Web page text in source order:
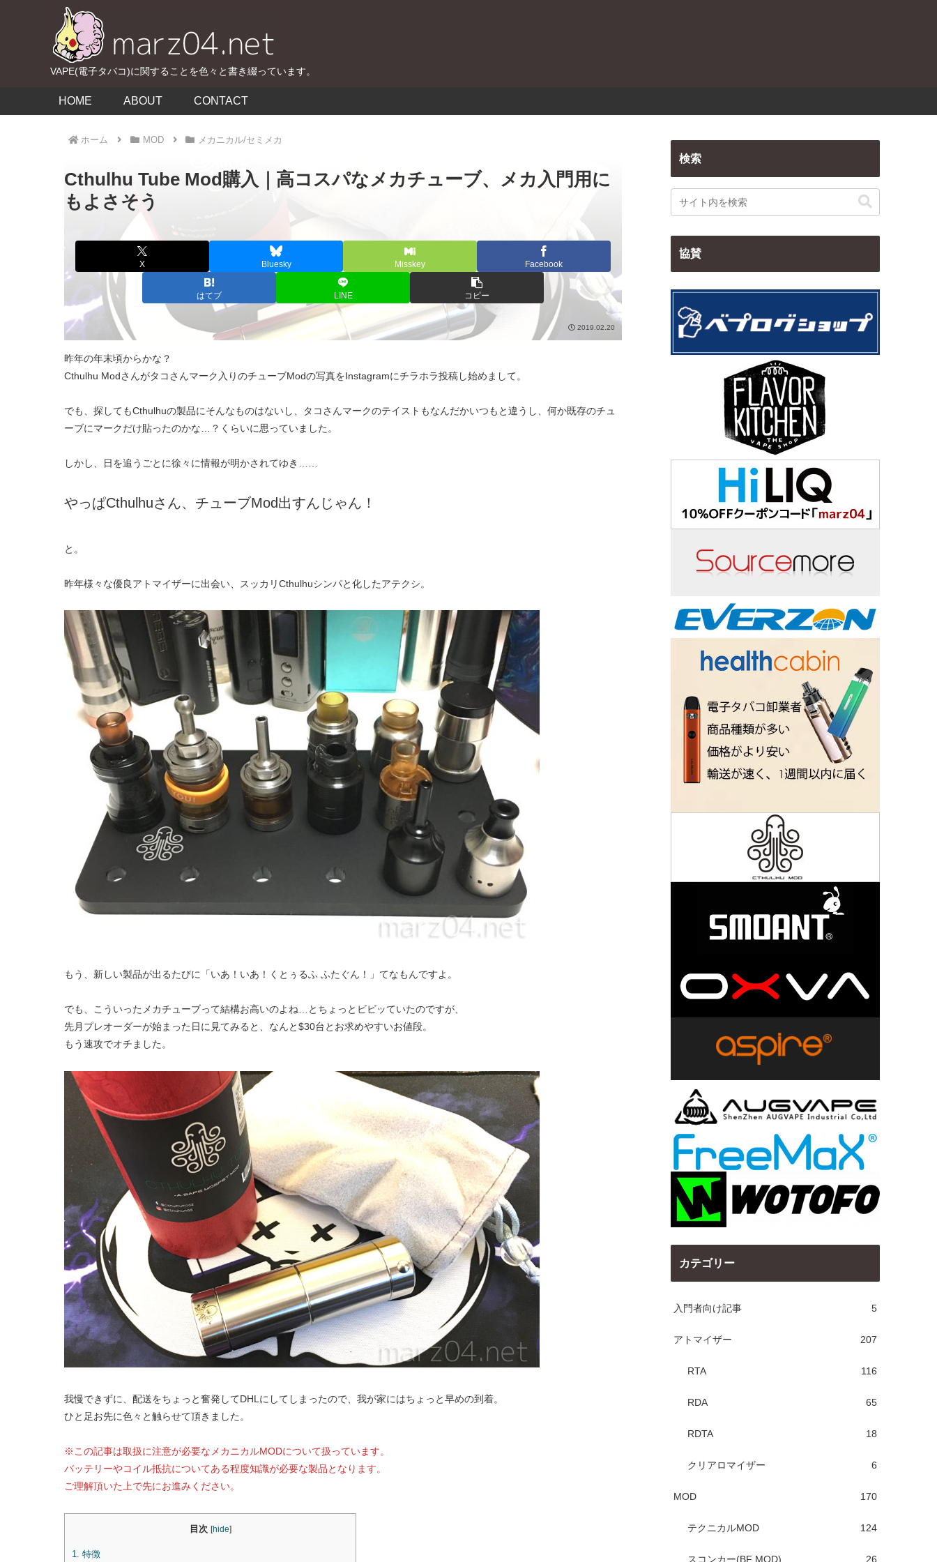
VAPE(電子タバコ)に関することを色々と書き綴っています。
HOME ABOUT CONTACT
ホーム MOD メカニカル/セミメカ
Cthulhu Tube Mod購入｜高コスパなメカチューブ、メカ入門用に
もよさそう
X Bluesky Misskey Facebook
はてブ LINE コピー
2019.02.20
昨年の年末頃からかな？
Cthulhu Modさんがタコさんマーク入りのチューブModの写真をInstagramにチラホラ投稿し始めまして。
でも、探してもCthulhuの製品にそんなものはないし、タコさんマークのテイストもなんだかいつもと違うし、何か既存のチュ
ーブにマークだけ貼ったのかな…？くらいに思っていました。
しかし、日を追うごとに徐々に情報が明かされてゆき……
やっぱCthulhuさん、チューブMod出すんじゃん！
と。
昨年様々な優良アトマイザーに出会い、スッカリCthulhuシンパと化したアテクシ。
もう、新しい製品が出るたびに「いあ！いあ！くとぅるふ ふたぐん！」てなもんですよ。
でも、こういったメカチューブって結構お高いのよね…とちょっとビビッていたのですが、
先月プレオーダーが始まった日に見てみると、なんと$30台とお求めやすいお値段。
もう速攻でオチました。
我慢できずに、配送をちょっと奮発してDHLにしてしまったので、我が家にはちょっと早めの到着。
ひと足お先に色々と触らせて頂きました。
※この記事は取扱に注意が必要なメカニカルMODについて扱っています。
バッテリーやコイル抵抗についてある程度知識が必要な製品となります。
ご理解頂いた上で先にお進みください。
目次 [hide]
1. 特徴
検索
協賛
カテゴリー
入門者向け記事 5
アトマイザー 207
RTA 116
RDA 65
RDTA 18
クリアロマイザー 6
MOD 170
テクニカルMOD 124
スコンカー(BF MOD) 26